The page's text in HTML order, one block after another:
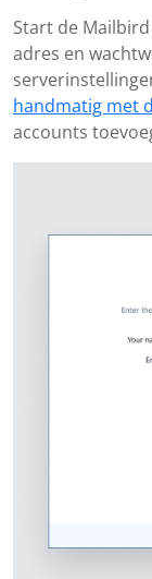
Start de
adres en
handmatig met
accounts